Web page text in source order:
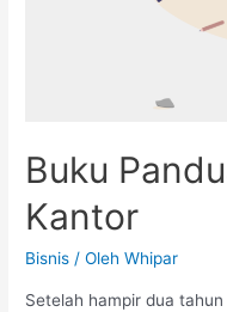
Buku
Kantor
Bisnis / OlehWhipar
Setelah hampir dua